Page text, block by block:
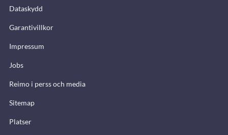
Dataskydd
Garantivillkor
Impressum
Jobs
Reimo i perss och media
Sitemap
Platser